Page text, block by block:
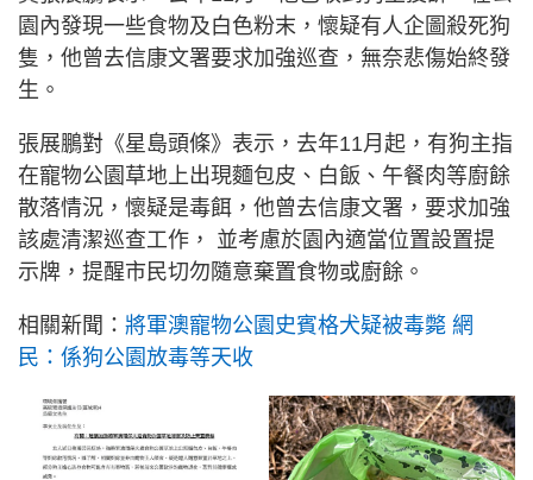
園內發現一些食物及白色粉末，懷疑有人企圖殺死狗
隻，他曾去信康文署要求加強巡查，無奈悲傷始終發
生。
張展鵬對《星島頭條》表示，去年11月起，有狗主指
在寵物公園草地上出現麵包皮、白飯、午餐肉等廚餘
散落情況，懷疑是毒餌，他曾去信康文署，要求加強
該處清潔巡查工作， 並考慮於園內適當位置設置提
示牌，提醒市民切勿隨意棄置食物或廚餘。
相關新聞： 將軍澳寵物公園史賓格犬疑被毒斃 網
民：係狗公園放毒等天收